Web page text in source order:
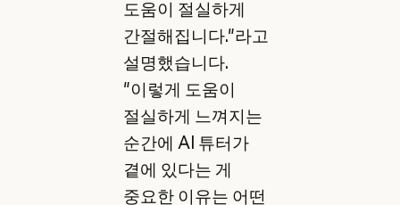
도움이 절실하게
간절해집니다."라고
설명했습니다.
"이렇게 도움이
절실하게 느껴지는
순간에 AI 튜터가
곁에 있다는 게
중요한 이유는 어떤